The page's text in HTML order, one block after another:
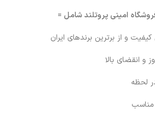
امینی پروتلند شامل =
و از برترین برندهای ایران
و انقضای بالا
لحظه
مناسب